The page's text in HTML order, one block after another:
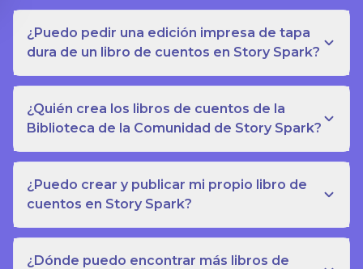
¿Puedo pedir una edición impresa de tapa
dura de un libro de cuentos en Story Spark?
¿Quién crea los libros de cuentos de la
Biblioteca de la Comunidad de Story Spark?
¿Puedo crear y publicar mi propio libro de
cuentos en Story Spark?
¿Dónde puedo encontrar más libros de